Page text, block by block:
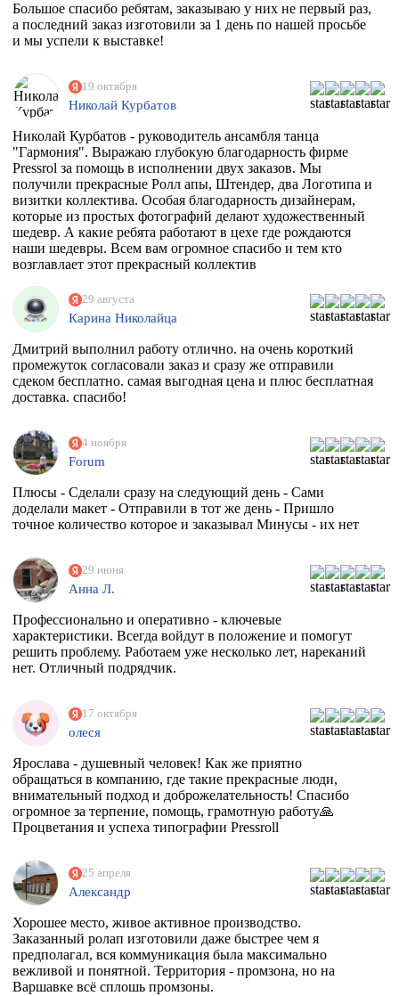
Большое спасибо ребятам, заказываю у них не первый раз,
а последний заказ изготовили за 1 день по нашей просьбе
и мы успели к выставке!
19 октября
Николай Курбатов
Николай Курбатов - руководитель ансамбля танца
"Гармония". Выражаю глубокую благодарность фирме
Pressrol за помощь в исполнении двух заказов. Мы
получили прекрасные Ролл апы, Штендер, два Логотипа и
визитки коллектива. Особая благодарность дизайнерам,
которые из простых фотографий делают художественный
шедевр. А какие ребята работают в цехе где рождаются
наши шедевры. Всем вам огромное спасибо и тем кто
возглавлает этот прекрасный коллектив
обращаться за помощью.
29 августа
Карина Николайца
Дмитрий выполнил работу отлично. на очень короткий
промежуток согласовали заказ и сразу же отправили
сдеком бесплатно. самая выгодная цена и плюс бесплатная
доставка. спасибо!
4 ноября
Forum
Плюсы - Сделали сразу на следующий день - Сами
доделали макет - Отправили в тот же день - Пришло
точное количество которое и заказывал Минусы - их нет
29 июня
Анна Л.
Профессионально и оперативно - ключевые
характеристики. Всегда войдут в положение и помогут
решить проблему. Работаем уже несколько лет, нареканий
нет. Отличный подрядчик.
17 октября
олеся
Ярослава - душевный человек! Как же приятно
обращаться в компанию, где такие прекрасные люди,
внимательный подход и доброжелательность! Спасибо
огромное за терпение, помощь, грамотную работу🙏
Процветания и успеха типографии Pressroll
25 апреля
Александр
Хорошее место, живое активное производство.
Заказанный ролап изготовили даже быстрее чем я
предполагал, вся коммуникация была максимально
вежливой и понятной. Территория - промзона, но на
Варшавке всё сплошь промзоны.